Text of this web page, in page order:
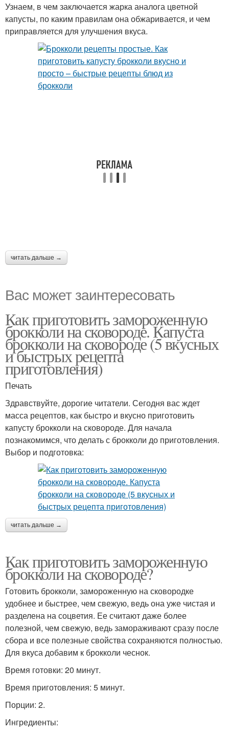
Узнаем, в чем заключается жарка аналога цветной
капусты, по каким правилам она обжаривается, и чем
приправляется для улучшения вкуса.
читать дальше →
Вас может заинтересовать
Как приготовить замороженную
брокколи на сковороде. Капуста
брокколи на сковороде (5 вкусных
и быстрых рецепта
приготовления)
Печать
Здравствуйте, дорогие читатели. Сегодня вас ждет
масса рецептов, как быстро и вкусно приготовить
капусту брокколи на сковороде. Для начала
познакомимся, что делать с брокколи до приготовления.
Выбор и подготовка:
читать дальше →
Как приготовить замороженную
брокколи на сковороде?
Готовить брокколи, замороженную на сковородке
удобнее и быстрее, чем свежую, ведь она уже чистая и
разделена на соцветия. Ее считают даже более
полезной, чем свежую, ведь замораживают сразу после
сбора и все полезные свойства сохраняются полностью.
Для вкуса добавим к брокколи чеснок.
Время готовки: 20 минут.
Время приготовления: 5 минут.
Порции: 2.
Ингредиенты: